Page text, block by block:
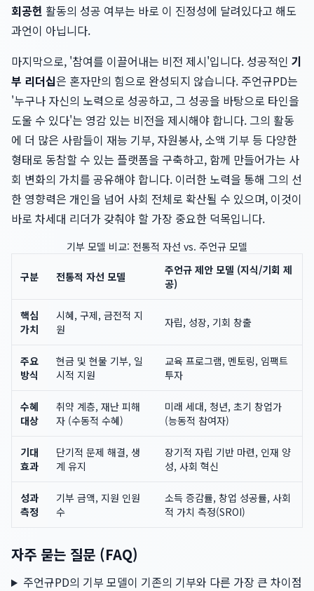
회공헌 활동의 성공 여부는 바로 이 진정성에 달려있다고 해도
과언이 아닙니다.
마지막으로, '참여를 이끌어내는 비전 제시'입니다. 성공적인 기
부 리더십은 혼자만의 힘으로 완성되지 않습니다. 주언규PD는
'누구나 자신의 노력으로 성공하고, 그 성공을 바탕으로 타인을
도울 수 있다'는 영감 있는 비전을 제시해야 합니다. 그의 활동
에 더 많은 사람들이 재능 기부, 자원봉사, 소액 기부 등 다양한
형태로 동참할 수 있는 플랫폼을 구축하고, 함께 만들어가는 사
회 변화의 가치를 공유해야 합니다. 이러한 노력을 통해 그의 선
한 영향력은 개인을 넘어 사회 전체로 확산될 수 있으며, 이것이
바로 차세대 리더가 갖춰야 할 가장 중요한 덕목입니다.
기부 모델 비교: 전통적 자선 vs. 주언규 모델
구분 전통적 자선 모델
주언규 제안 모델 (지식/기회 제
공)
핵심
가치
시혜, 구제, 금전적 지
원
자립, 성장, 기회 창출
주요
방식
현금 및 현물 기부, 일
시적 지원
교육 프로그램, 멘토링, 임팩트
투자
수혜
대상
취약 계층, 재난 피해
자 (수동적 수혜)
미래 세대, 청년, 초기 창업가
(능동적 참여자)
기대
효과
단기적 문제 해결, 생
계 유지
장기적 자립 기반 마련, 인재 양
성, 사회 혁신
성과
측정
기부 금액, 지원 인원
수
소득 증감률, 창업 성공률, 사회
적 가치 측정(SROI)
자주 묻는 질문 (FAQ)
주언규PD의 기부 모델이 기존의 기부와 다른 가장 큰 차이점